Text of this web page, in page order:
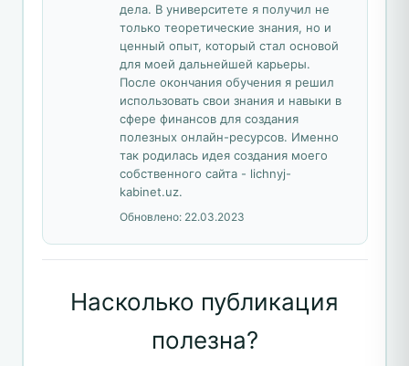
дела. В университете я получил не
только теоретические знания, но и
ценный опыт, который стал основой
для моей дальнейшей карьеры.
После окончания обучения я решил
использовать свои знания и навыки в
сфере финансов для создания
полезных онлайн-ресурсов. Именно
так родилась идея создания моего
собственного сайта - lichnyj-
kabinet.uz.
Обновлено: 22.03.2023
Насколько публикация
полезна?